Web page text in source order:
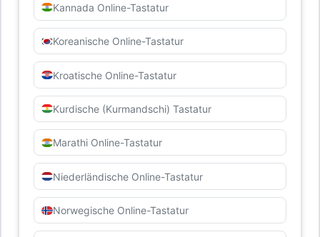
Kannada Online-Tastatur
Koreanische Online-Tastatur
Kroatische Online-Tastatur
Kurdische (Kurmandschi) Tastatur
Marathi Online-Tastatur
Niederländische Online-Tastatur
Norwegische Online-Tastatur